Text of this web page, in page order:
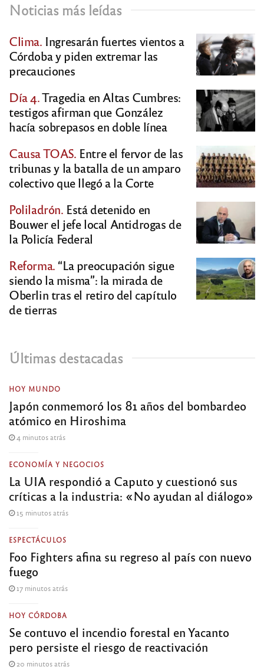
Noticias más leídas
Clima. Ingresarán fuertes vientos a
Córdoba y piden extremar las
precauciones
Día 4.Tragedia en Altas Cumbres:
testigos afirman que González
hacía sobrepasos en doble línea
Causa TOAS. Entre el fervor de las
tribunas y la batalla de un amparo
colectivo que llegó a la Corte
Poliladrón. Está detenido en
Bouwer el jefe local Antidrogas de
la Policía Federal
Reforma. “La preocupación sigue
siendo la misma”: la mirada de
Oberlin tras el retiro del capítulo
de tierras
Últimas destacadas
HOY MUNDO
Japón conmemoró los 81 años del bombardeo
atómico en Hiroshima
4 minutos atrás
ECONOMÍA Y NEGOCIOS
La UIA respondió a Caputo y cuestionó sus
críticas a la industria: «No ayudan al diálogo»
15 minutos atrás
ESPECTÁCULOS
Foo Fighters afina su regreso al país con nuevo
fuego
17 minutos atrás
HOY CÓRDOBA
Se contuvo el incendio forestal en Yacanto
pero persiste el riesgo de reactivación
20 minutos atrás